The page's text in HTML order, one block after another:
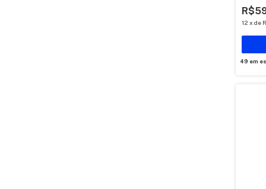
12 x de
49 em